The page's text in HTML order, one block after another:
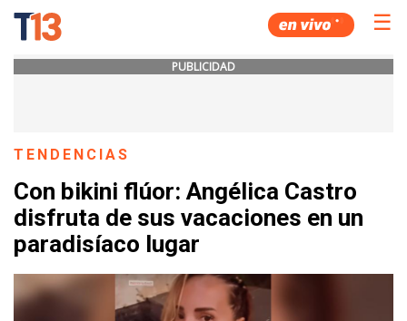
☰
PUBLICIDAD
TENDENCIAS
Con bikini flúor: Angélica Castro
disfruta de sus vacaciones en un
paradisíaco lugar